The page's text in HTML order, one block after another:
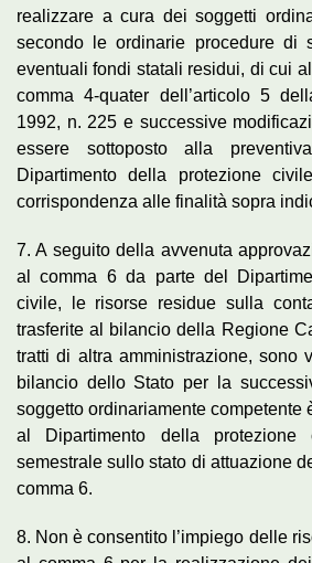
realizzare a cura dei soggetti
secondo le ordinarie procedure di
eventuali fondi statali residui, di cui
comma 4-quater dell’articolo 5
1992, n. 225 e successive
essere sottoposto alla
Dipartimento della protezione
corrispondenza alle finalità sopra
7. A seguito della avvenuta
al comma 6 da parte del
civile, le risorse residue sulla
trasferite al bilancio della Regione
tratti di altra amministrazione, sono
bilancio dello Stato per la
soggetto ordinariamente competente
al Dipartimento della protezione
semestrale sullo stato di attuazione
comma 6.
8. Non è consentito l’impiego delle